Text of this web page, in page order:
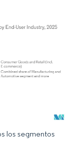
según CC BY 4.0.
los segmentos